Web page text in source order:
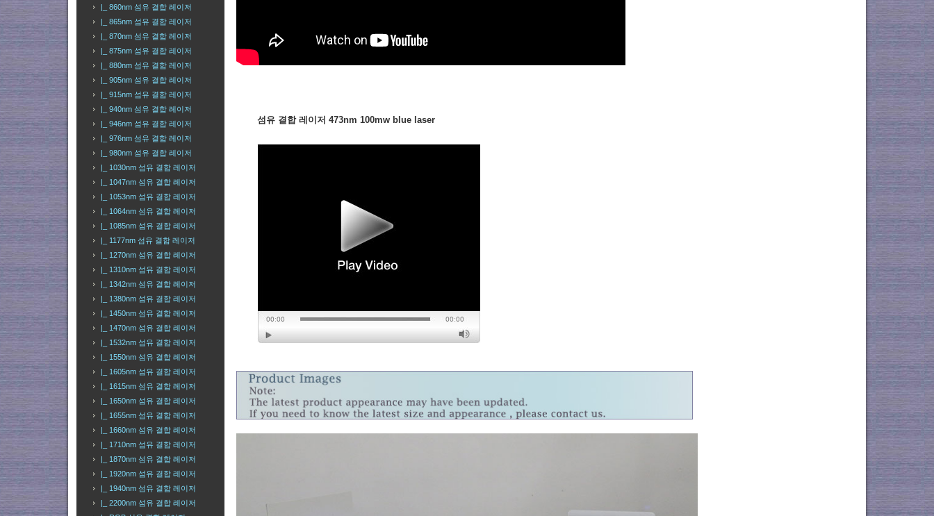
|_ 860nm 섬유 결합 레이저
|_ 865nm 섬유 결합 레이저
|_ 870nm 섬유 결합 레이저
|_ 875nm 섬유 결합 레이저
|_ 880nm 섬유 결합 레이저
|_ 905nm 섬유 결합 레이저
|_ 915nm 섬유 결합 레이저
|_ 940nm 섬유 결합 레이저
|_ 946nm 섬유 결합 레이저
|_ 976nm 섬유 결합 레이저
|_ 980nm 섬유 결합 레이저
|_ 1030nm 섬유 결합 레이저
|_ 1047nm 섬유 결합 레이저
|_ 1053nm 섬유 결합 레이저
|_ 1064nm 섬유 결합 레이저
|_ 1085nm 섬유 결합 레이저
|_ 1177nm 섬유 결합 레이저
|_ 1270nm 섬유 결합 레이저
|_ 1310nm 섬유 결합 레이저
|_ 1342nm 섬유 결합 레이저
|_ 1380nm 섬유 결합 레이저
|_ 1450nm 섬유 결합 레이저
|_ 1470nm 섬유 결합 레이저
|_ 1532nm 섬유 결합 레이저
|_ 1550nm 섬유 결합 레이저
|_ 1605nm 섬유 결합 레이저
|_ 1615nm 섬유 결합 레이저
|_ 1650nm 섬유 결합 레이저
|_ 1655nm 섬유 결합 레이저
|_ 1660nm 섬유 결합 레이저
|_ 1710nm 섬유 결합 레이저
|_ 1870nm 섬유 결합 레이저
|_ 1920nm 섬유 결합 레이저
|_ 1940nm 섬유 결합 레이저
|_ 2200nm 섬유 결합 레이저
섬유 결합 레이저 473nm 100mw blue laser